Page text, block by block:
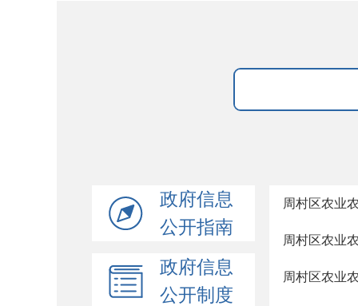
政府信息
公开指南
政府信息
公开制度
周村区农业
周村区农业
周村区农业